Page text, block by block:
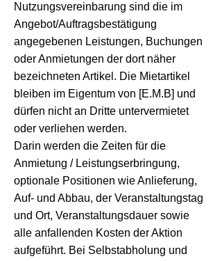
Nutzungsvereinbarung sind die im
Angebot/Auftragsbestätigung
angegebenen Leistungen, Buchungen
oder Anmietungen der dort näher
bezeichneten Artikel. Die Mietartikel
bleiben im Eigentum von [E.M.B] und
dürfen nicht an Dritte untervermietet
oder verliehen werden.
Darin werden die Zeiten für die
Anmietung / Leistungserbringung,
optionale Positionen wie Anlieferung,
Auf- und Abbau, der Veranstaltungstag
und Ort, Veranstaltungsdauer sowie
alle anfallenden Kosten der Aktion
aufgeführt. Bei Selbstabholung und